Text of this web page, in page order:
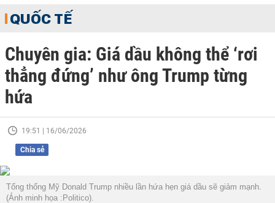
QUỐC TẾ
Chuyên gia: Giá dầu không thể ‘rơi
thẳng đứng’ như ông Trump từng
hứa
19:51 | 16/06/2026
Chia sẻ
Tổng thống Mỹ Donald Trump nhiều lần hứa hẹn giá dầu sẽ giảm mạnh.
(Ảnh minh họa :Politico).